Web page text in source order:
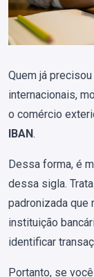
Quem já
internacionais,
o comércio
IBAN.
Dessa forma, é
dessa sigla.
padronizada que
instituição
identificar
Portanto, se